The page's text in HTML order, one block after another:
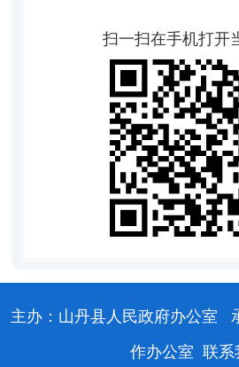
扫一扫在手机打开
主办：山丹县人民政府办公室
作办公室 联系